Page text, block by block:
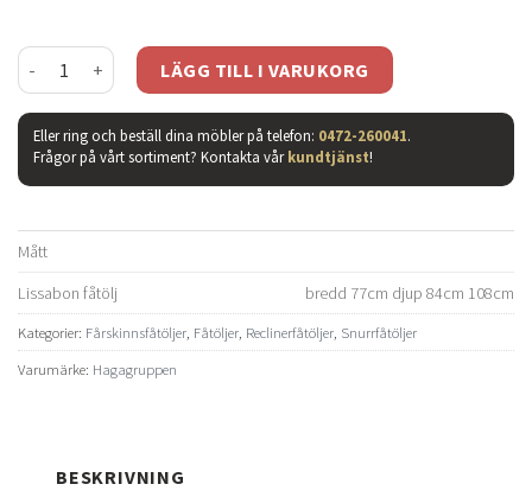
Lissabon fåtölj - fårskinn grafit mängd
LÄGG TILL I VARUKORG
Eller ring och beställ dina möbler på telefon: 0472-260041.
Frågor på vårt sortiment? Kontakta vårkundtjänst!
Mått
Lissabon fåtölj
bredd 77cm djup 84cm 108cm
Kategorier: Fårskinnsfåtöljer, Fåtöljer, Reclinerfåtöljer, Snurrfåtöljer
Varumärke: Hagagruppen
BESKRIVNING